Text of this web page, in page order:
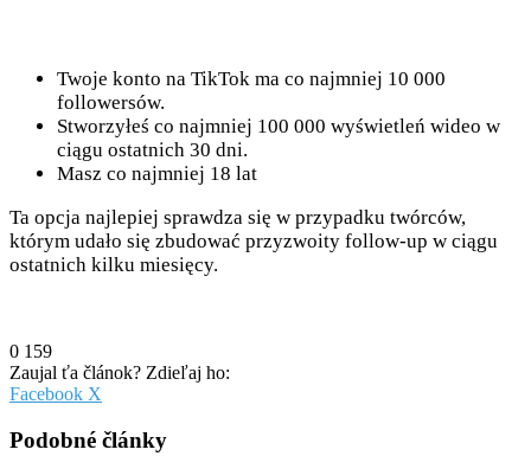
Twoje konto na TikTok ma co najmniej 10 000
followersów.
Stworzyłeś co najmniej 100 000 wyświetleń wideo w
ciągu ostatnich 30 dni.
Masz co najmniej 18 lat
Ta opcja najlepiej sprawdza się w przypadku twórców,
którym udało się zbudować przyzwoity follow-up w ciągu
ostatnich kilku miesięcy.
0 159
Zaujal ťa článok? Zdieľaj ho:
Facebook X
Email
Podobné články